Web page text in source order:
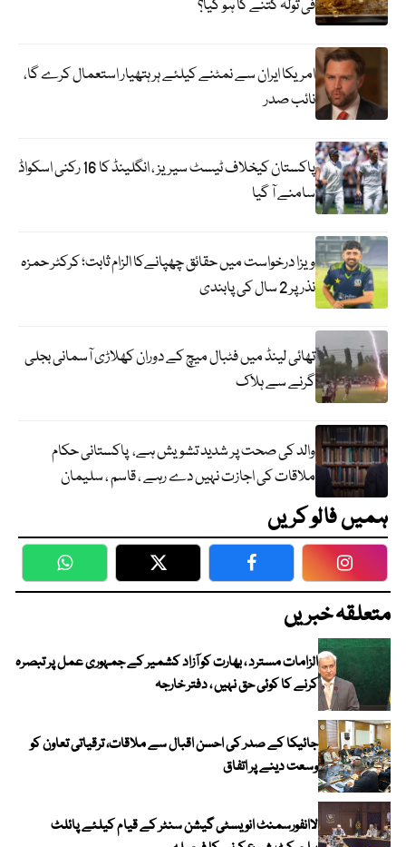
فی تولہ کتنے کا ہو گیا؟
امریکا ایران سے نمٹنے کیلئے ہر ہتھیار استعمال کرے گا،
نائب صدر
پاکستان کیخلاف ٹیسٹ سیریز ، انگلینڈ کا 16 رکنی اسکواڈ
سامنے آ گیا
ویزا درخواست میں حقائق چھپانےکا الزام ثابت؛ کرکٹر حمزہ
نذر پر 2 سال کی پابندی
تھائی لینڈ میں فٹبال میچ کے دوران کھلاڑی آسمانی بجلی
گرنے سے ہلاک
والد کی صحت پر شدید تشویش ہے، پاکستانی حکام
ملاقات کی اجازت نہیں دے رہے ، قاسم ، سلیمان
ہمیں فالو کریں
WhatsApp Twitter Facebook
متعلقہ خبریں
الزامات مسترد ، بھارت کو آزاد کشمیر کے جمہوری عمل پر تبصرہ
کرنے کا کوئی حق نہیں ، دفتر خارجہ
جائیکا کے صدر کی احسن اقبال سے ملاقات، ترقیاتی تعاون کو
وسعت دینے پر اتفاق
لاانفورسمنٹ انویسٹی گیشن سنٹر کے قیام کیلئے پائلٹ